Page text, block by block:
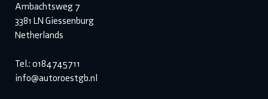
Ambachtsweg 7
3381 LN Giessenburg
Netherlands
Tel.: 0184745711
info@autoroestgb.nl